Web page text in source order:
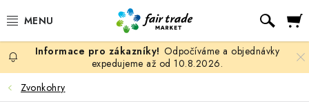
na
SLEVY, DOPRODEJ
KÁVA
Odpočíváme a objednávky
expedujeme až od 10.8.2026.
Zvonkohry